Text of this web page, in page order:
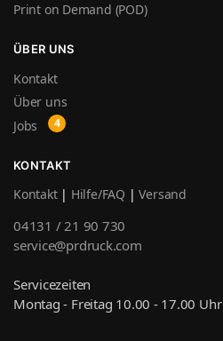
Print on Demand (POD)
ÜBER UNS
Kontakt
Über uns
Jobs
KONTAKT
Kontakt| Hilfe/FAQ |Versand
04131 / 21 90 730
service@prdruck.com
Servicezeiten
Montag - Freitag 10.00 - 17.00 Uhr